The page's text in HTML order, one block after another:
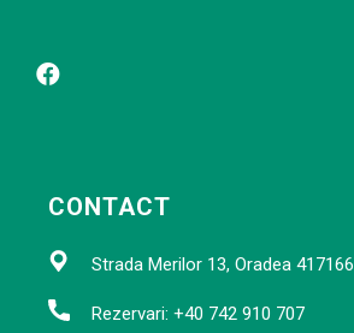
CONTACT
Strada Merilor 13, Oradea 417166
Rezervari: +40 742 910 707